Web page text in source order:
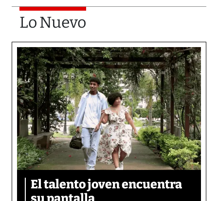
Lo Nuevo
El talento joven encuentra